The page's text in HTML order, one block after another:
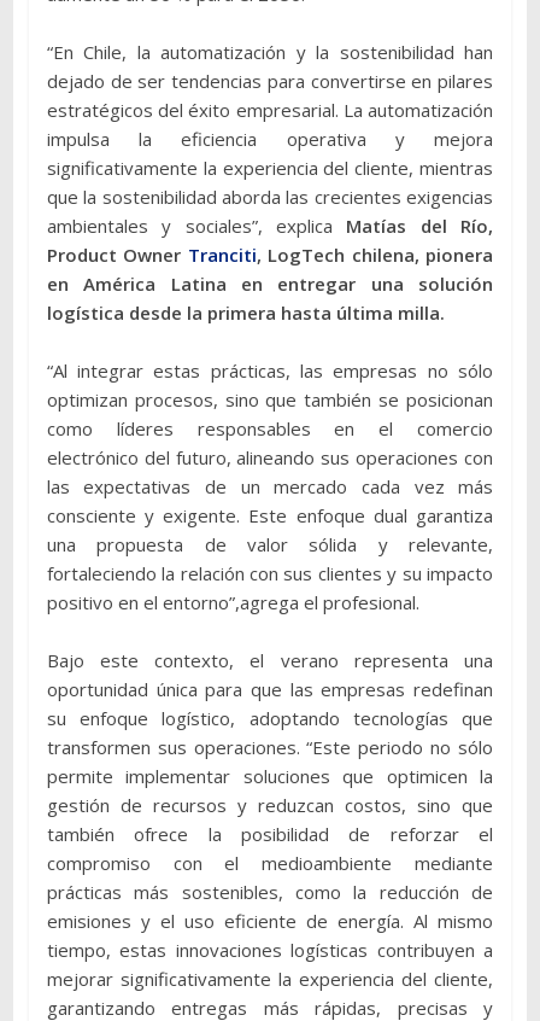
“En Chile, la automatización y la sostenibilidad han
dejado de ser tendencias para convertirse en pilares
estratégicos del éxito empresarial. La automatización
impulsa la eficiencia operativa y mejora
significativamente la experiencia del cliente, mientras
que la sostenibilidad aborda las crecientes exigencias
ambientales y sociales”, explica Matías del Río,
Product Owner Tranciti, LogTech chilena, pionera
en América Latina en entregar una solución
logística desde la primera hasta última milla.
“Al integrar estas prácticas, las empresas no sólo
optimizan procesos, sino que también se posicionan
como líderes responsables en el comercio
electrónico del futuro, alineando sus operaciones con
las expectativas de un mercado cada vez más
consciente y exigente. Este enfoque dual garantiza
una propuesta de valor sólida y relevante,
fortaleciendo la relación con sus clientes y su impacto
positivo en el entorno”,agrega el profesional.
Bajo este contexto, el verano representa una
oportunidad única para que las empresas redefinan
su enfoque logístico, adoptando tecnologías que
transformen sus operaciones. “Este periodo no sólo
permite implementar soluciones que optimicen la
gestión de recursos y reduzcan costos, sino que
también ofrece la posibilidad de reforzar el
compromiso con el medioambiente mediante
prácticas más sostenibles, como la reducción de
emisiones y el uso eficiente de energía. Al mismo
tiempo, estas innovaciones logísticas contribuyen a
mejorar significativamente la experiencia del cliente,
garantizando entregas más rápidas, precisas y